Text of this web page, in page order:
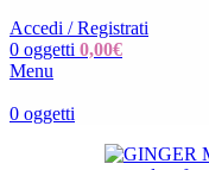
Accedi / Registrati
0 oggetti 0,00€
Menu
0 oggetti